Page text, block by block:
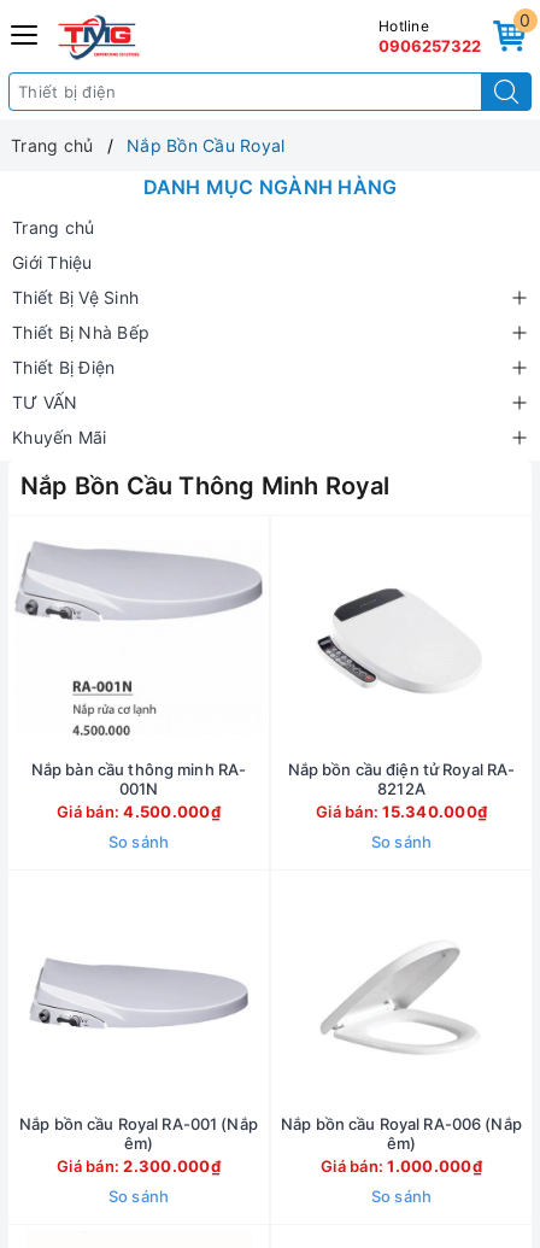
0
Hotline
0906257322
Trang chủ Nắp Bồn Cầu Royal
DANH MỤC NGÀNH HÀNG
Trang chủ
Giới Thiệu
Thiết Bị Vệ Sinh
Thiết Bị Nhà Bếp
Thiết Bị Điện
TƯ VẤN
Khuyến Mãi
Nắp Bồn Cầu Thông Minh Royal
Nắp bàn cầu thông minh RA-
001N
Giá bán:4.500.000₫
So sánh
Nắp bồn cầu điện tử Royal RA-
8212A
Giá bán:15.340.000₫
So sánh
Nắp bồn cầu Royal RA-001 (Nắp
êm)
Giá bán:2.300.000₫
So sánh
Nắp bồn cầu Royal RA-006 (Nắp
êm)
Giá bán:1.000.000₫
So sánh